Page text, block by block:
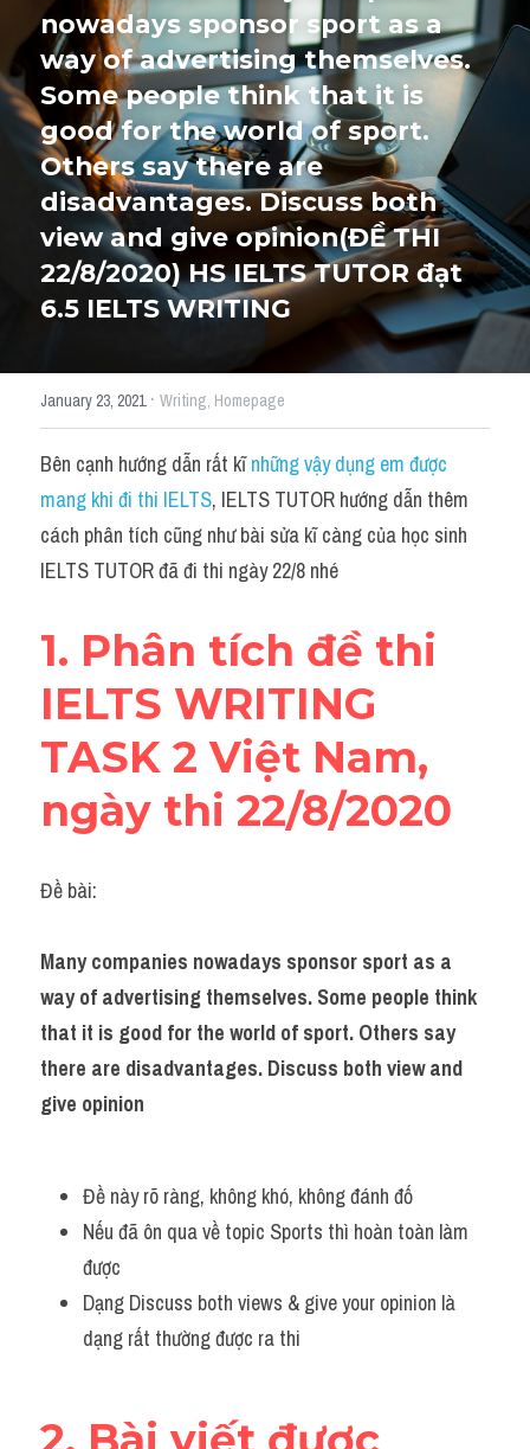
Cách diễn đạt
IELTS Videos - Ebook
Điểm báo
Adj
Idiom
Khác
Từ vựng theo topic
Từ vựng theo Topic
Vocabulary - Grammar
Grammar
Cách paraphrase
Part 2
Noun
Verb
Report đề thi thật IELTS GENERAL
Đề thi thật Task 1
Adv
Từ vựng theo tiền tố
Task 1
Ngân hàng đề thi máy
Phân biệt từ
HỌC THỬ →
nowadays sponsor sport as a
way of advertising themselves.
Some people think that it is
good for the world of sport.
Others say there are
disadvantages. Discuss both
view and give opinion(ĐỀ THI
22/8/2020) HS IELTS TUTOR đạt
6.5 IELTS WRITING
January 23, 2021· Writing, Homepage
Bên cạnh hướng dẫn rất kĩ những vậy dụng em được
mang khi đi thi IELTS, IELTS TUTOR hướng dẫn thêm
cách phân tích cũng như bài sửa kĩ càng của học sinh
IELTS TUTOR đã đi thi ngày 22/8 nhé
1. Phân tích đề thi
IELTS WRITING
TASK 2 Việt Nam,
ngày thi 22/8/2020
Đề bài:
Many companies nowadays sponsor sport as a
way of advertising themselves. Some people think
that it is good for the world of sport. Others say
there are disadvantages. Discuss both view and
give opinion
Đề này rõ ràng, không khó, không đánh đố
Nếu đã ôn qua về topic Sports thì hoàn toàn làm
được
Dạng Discuss both views & give your opinion là
dạng rất thường được ra thi